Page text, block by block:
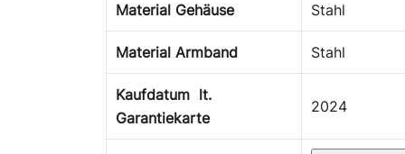
Material Gehäuse Stahl
Material Armband Stahl
Kaufdatum lt.
Garantiekarte
2024